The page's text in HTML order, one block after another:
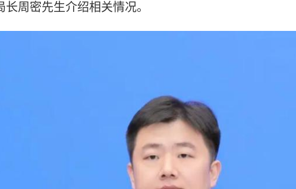
周密先生介绍相关情况。